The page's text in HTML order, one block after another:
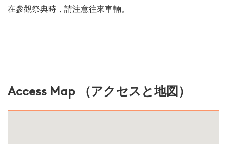
在參觀祭典時，請注意往來車輛。
Access Map （アクセスと地図）